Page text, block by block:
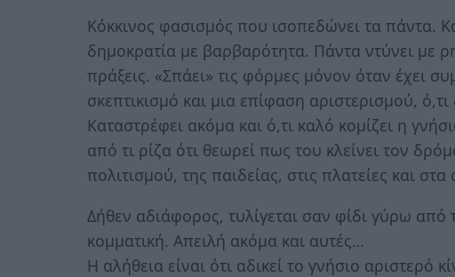
Κόκκινος φασισμός που ισοπεδώνει τα πάντα.
δημοκρατία με βαρβαρότητα. Πάντα ντύνει με
πράξεις. «Σπάει» τις φόρμες μόνον όταν έχει
σκεπτικισμό και μια επίφαση αριστερισμού,
Καταστρέφει ακόμα και ό,τι καλό κομίζει η
από τι ρίζα ότι θεωρεί πως του κλείνει τον
πολιτισμού, της παιδείας, στις πλατείες και
Δήθεν αδιάφορος, τυλίγεται σαν φίδι γύρω από
κομματική. Απειλή ακόμα και αυτές…
Η αλήθεια είναι ότι αδικεί το γνήσιο αριστερό